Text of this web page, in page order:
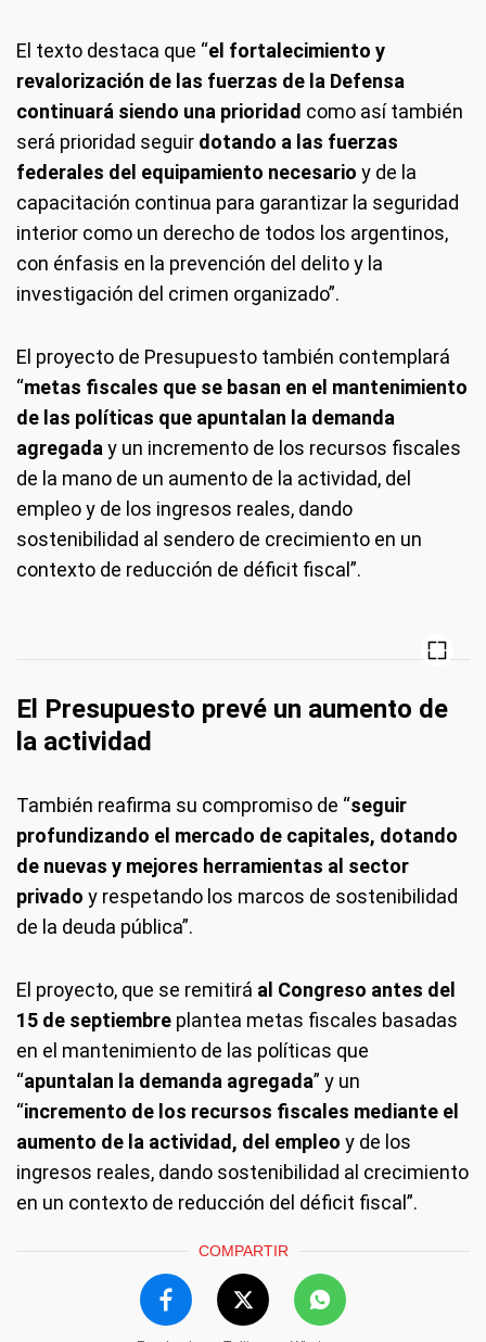
El texto destaca que “el fortalecimiento y
revalorización de las fuerzas de la Defensa
continuará siendo una prioridad como así también
será prioridad seguir dotando a las fuerzas
federales del equipamiento necesario y de la
capacitación continua para garantizar la seguridad
interior como un derecho de todos los argentinos,
con énfasis en la prevención del delito y la
investigación del crimen organizado”.
El proyecto de Presupuesto también contemplará
“metas fiscales que se basan en el mantenimiento
de las políticas que apuntalan la demanda
agregada y un incremento de los recursos fiscales
de la mano de un aumento de la actividad, del
empleo y de los ingresos reales, dando
sostenibilidad al sendero de crecimiento en un
contexto de reducción de déficit fiscal”.
El Presupuesto prevé un aumento de
la actividad
También reafirma su compromiso de “seguir
profundizando el mercado de capitales, dotando
de nuevas y mejores herramientas al sector
privado y respetando los marcos de sostenibilidad
de la deuda pública”.
El proyecto, que se remitirá al Congreso antes del
15 de septiembre plantea metas fiscales basadas
en el mantenimiento de las políticas que
“apuntalan la demanda agregada” y un
“incremento de los recursos fiscales mediante el
aumento de la actividad, del empleo y de los
ingresos reales, dando sostenibilidad al crecimiento
en un contexto de reducción del déficit fiscal”.
COMPARTIR